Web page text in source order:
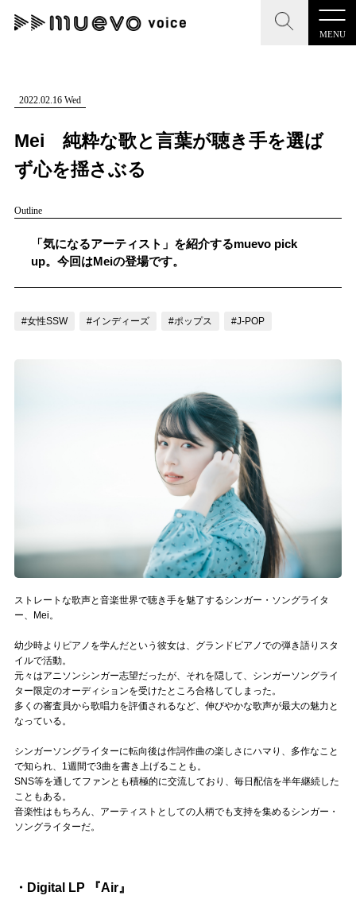
MENU
CLOSE
記事を検索する
人気ワード
#男性SSW #ポップス #女性SSW
CLOSE
"読者の声を形にする”音楽特化メディア
MENU
記事一覧
muevoクラウドファンディング
ぶいコミュ！by muevo
Follow us
Official SNS
2022.02.16 Wed
Mei 純粋な歌と言葉が聴き手を選ば
ず心を揺さぶる
Outline
「気になるアーティスト」を紹介するmuevo pick
up。今回はMeiの登場です。
#女性SSW #インディーズ #ポップス #J-POP
ストレートな歌声と音楽世界で聴き手を魅了するシンガー・ソングライタ
ー、Mei。
幼少時よりピアノを学んだという彼女は、グランドピアノでの弾き語りスタ
イルで活動。
元々はアニソンシンガー志望だったが、それを隠して、シンガーソングライ
ター限定のオーディションを受けたところ合格してしまった。
多くの審査員から歌唱力を評価されるなど、伸びやかな歌声が最大の魅力と
なっている。
シンガーソングライターに転向後は作詞作曲の楽しさにハマり、多作なこと
で知られ、1週間で3曲を書き上げることも。
SNS等を通してファンとも積極的に交流しており、毎日配信を半年継続した
こともある。
音楽性はもちろん、アーティストとしての人柄でも支持を集めるシンガー・
ソングライターだ。
・Digital LP 『Air』